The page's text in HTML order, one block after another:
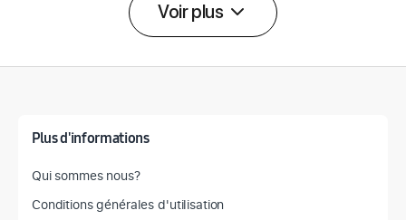
Voir plus
Plus d'informations
Qui sommes nous?
Conditions générales d'utilisation